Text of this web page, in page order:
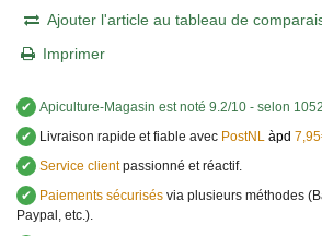
Ajouter l'article au tableau de
Imprimer
✔ Apiculture-Magasin est noté 9.2/10 - selon
✔
Livraison rapide et fiable avec PostNL àpd
✔ Service clientpassionné et réactif.
✔
Paiements sécurisés via plusieurs méthodes
Paypal, etc.).